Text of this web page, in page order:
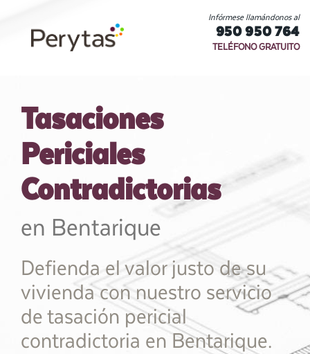
Infórmese llamándonos al
950 950 764
TELÉFONO GRATUITO
Tasaciones
Periciales
Contradictorias
en Bentarique
Defienda el valor justo de su
vivienda con nuestro servicio
de tasación pericial
contradictoria en Bentarique.